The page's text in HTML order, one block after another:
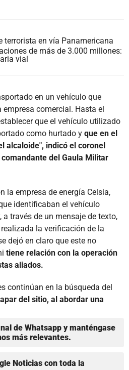
terrorista en vía Panamericana
de más de 3.000 millones:
vial
en un vehículo que
comercial. Hasta el
que el vehículo utilizado
como hurtado y que en el
alcaloide", indicó el coronel
del Gaula Militar
la empresa de energía Celsia,
identificaban el vehículo
través de un mensaje de texto,
la verificación de la
dejó en claro que este no
tiene relación con la operación
aliados.
continúan en la búsqueda del
del sitio, al abordar una
de Whatsapp y manténgase
más relevantes.
Noticias con toda la